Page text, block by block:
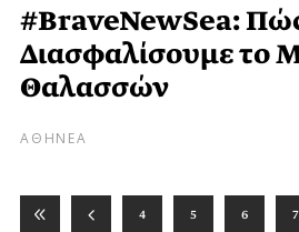
#BraveNewSea:
Διασφαλίσουμε το
Θαλασσών
ΑΘΗΝΕΑ
4 5 6 7